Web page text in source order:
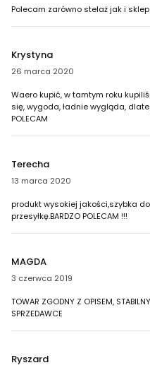
Polecam zarówno stelaż jak i
Krystyna
26 marca 2020
Waero kupić, w tamtym roku
się, wygoda, ładnie wygląda,
POLECAM
Terecha
13 marca 2020
produkt wysokiej jakości,szybka
przesyłkę.BARDZO POLECAM !!!
MAGDA
3 czerwca 2019
TOWAR ZGODNY Z OPISEM,
SPRZEDAWCE
Ryszard